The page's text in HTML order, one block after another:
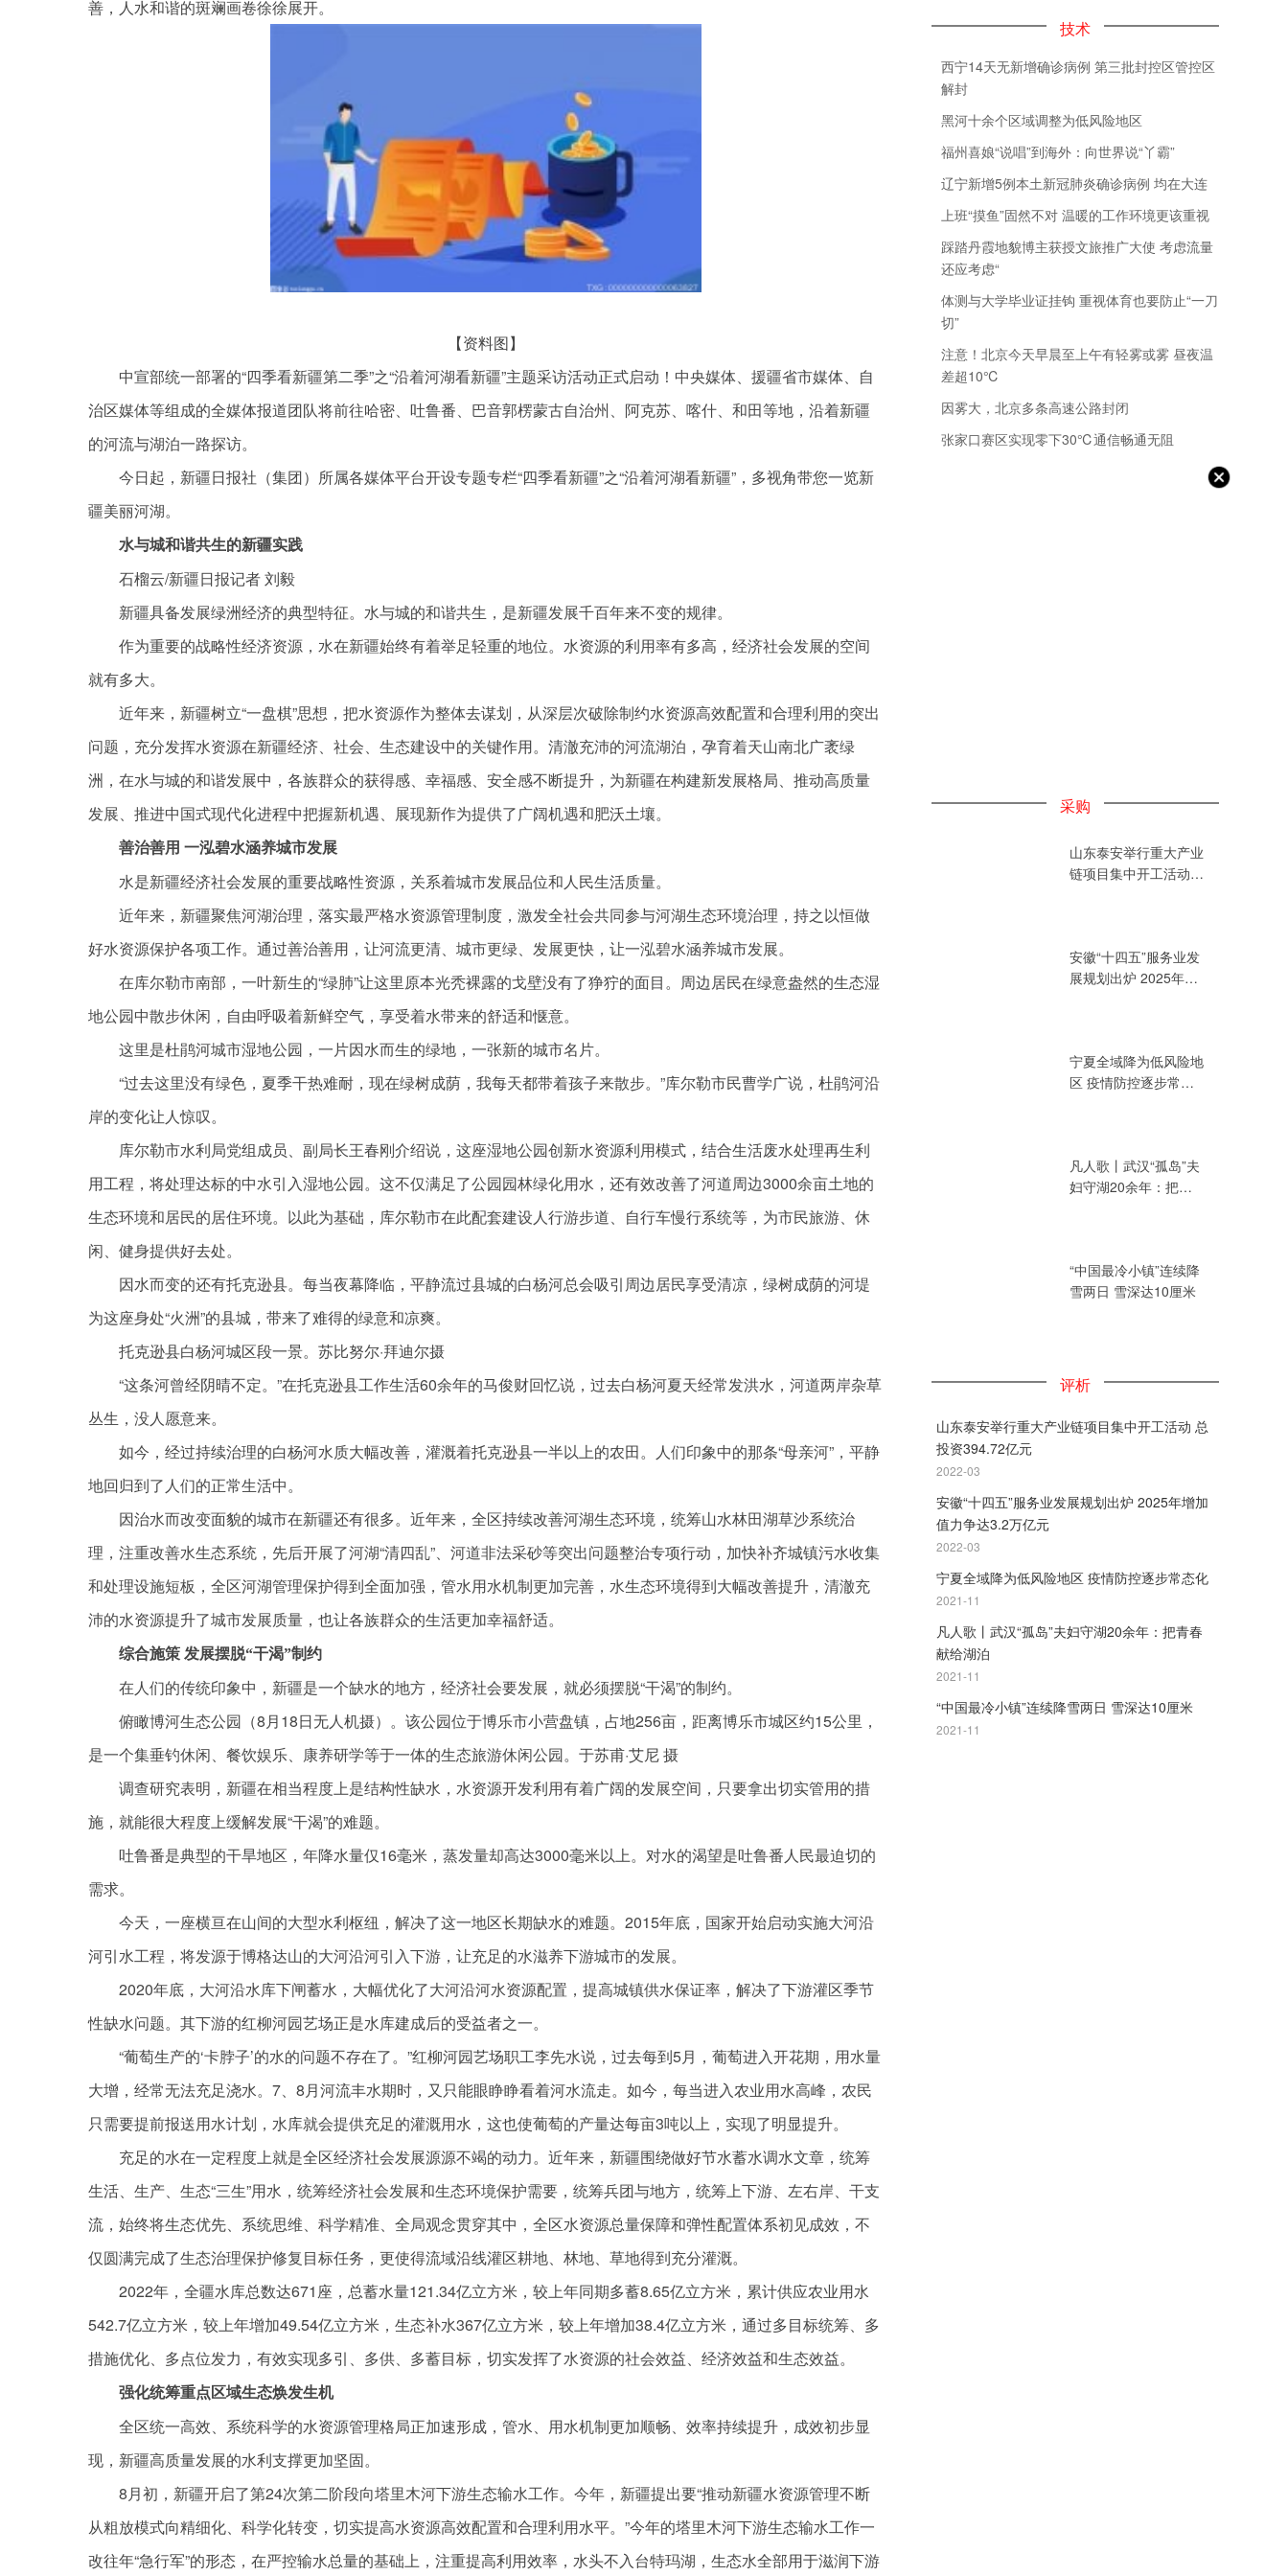
善，人水和谐的斑斓画卷徐徐展开。
【资料图】
中宣部统一部署的“四季看新疆第二季”之“沿着河湖看新疆”主题采访活动正式启动！中央媒体、援疆省市媒体、自
治区媒体等组成的全媒体报道团队将前往哈密、吐鲁番、巴音郭楞蒙古自治州、阿克苏、喀什、和田等地，沿着新疆
的河流与湖泊一路探访。
今日起，新疆日报社（集团）所属各媒体平台开设专题专栏“四季看新疆”之“沿着河湖看新疆”，多视角带您一览新
疆美丽河湖。
水与城和谐共生的新疆实践
石榴云/新疆日报记者 刘毅
新疆具备发展绿洲经济的典型特征。水与城的和谐共生，是新疆发展千百年来不变的规律。
作为重要的战略性经济资源，水在新疆始终有着举足轻重的地位。水资源的利用率有多高，经济社会发展的空间
就有多大。
近年来，新疆树立“一盘棋”思想，把水资源作为整体去谋划，从深层次破除制约水资源高效配置和合理利用的突出
问题，充分发挥水资源在新疆经济、社会、生态建设中的关键作用。清澈充沛的河流湖泊，孕育着天山南北广袤绿
洲，在水与城的和谐发展中，各族群众的获得感、幸福感、安全感不断提升，为新疆在构建新发展格局、推动高质量
发展、推进中国式现代化进程中把握新机遇、展现新作为提供了广阔机遇和肥沃土壤。
善治善用 一泓碧水涵养城市发展
水是新疆经济社会发展的重要战略性资源，关系着城市发展品位和人民生活质量。
近年来，新疆聚焦河湖治理，落实最严格水资源管理制度，激发全社会共同参与河湖生态环境治理，持之以恒做
好水资源保护各项工作。通过善治善用，让河流更清、城市更绿、发展更快，让一泓碧水涵养城市发展。
在库尔勒市南部，一叶新生的“绿肺”让这里原本光秃裸露的戈壁没有了狰狞的面目。周边居民在绿意盎然的生态湿
地公园中散步休闲，自由呼吸着新鲜空气，享受着水带来的舒适和惬意。
这里是杜鹃河城市湿地公园，一片因水而生的绿地，一张新的城市名片。
“过去这里没有绿色，夏季干热难耐，现在绿树成荫，我每天都带着孩子来散步。”库尔勒市民曹学广说，杜鹃河沿
岸的变化让人惊叹。
库尔勒市水利局党组成员、副局长王春刚介绍说，这座湿地公园创新水资源利用模式，结合生活废水处理再生利
用工程，将处理达标的中水引入湿地公园。这不仅满足了公园园林绿化用水，还有效改善了河道周边3000余亩土地的
生态环境和居民的居住环境。以此为基础，库尔勒市在此配套建设人行游步道、自行车慢行系统等，为市民旅游、休
闲、健身提供好去处。
因水而变的还有托克逊县。每当夜幕降临，平静流过县城的白杨河总会吸引周边居民享受清凉，绿树成荫的河堤
为这座身处“火洲”的县城，带来了难得的绿意和凉爽。
托克逊县白杨河城区段一景。苏比努尔·拜迪尔摄
“这条河曾经阴晴不定。”在托克逊县工作生活60余年的马俊财回忆说，过去白杨河夏天经常发洪水，河道两岸杂草
丛生，没人愿意来。
如今，经过持续治理的白杨河水质大幅改善，灌溉着托克逊县一半以上的农田。人们印象中的那条“母亲河”，平静
地回归到了人们的正常生活中。
因治水而改变面貌的城市在新疆还有很多。近年来，全区持续改善河湖生态环境，统筹山水林田湖草沙系统治
理，注重改善水生态系统，先后开展了河湖“清四乱”、河道非法采砂等突出问题整治专项行动，加快补齐城镇污水收集
和处理设施短板，全区河湖管理保护得到全面加强，管水用水机制更加完善，水生态环境得到大幅改善提升，清澈充
沛的水资源提升了城市发展质量，也让各族群众的生活更加幸福舒适。
综合施策 发展摆脱“干渴”制约
在人们的传统印象中，新疆是一个缺水的地方，经济社会要发展，就必须摆脱“干渴”的制约。
俯瞰博河生态公园（8月18日无人机摄）。该公园位于博乐市小营盘镇，占地256亩，距离博乐市城区约15公里，
是一个集垂钓休闲、餐饮娱乐、康养研学等于一体的生态旅游休闲公园。于苏甫·艾尼 摄
调查研究表明，新疆在相当程度上是结构性缺水，水资源开发利用有着广阔的发展空间，只要拿出切实管用的措
施，就能很大程度上缓解发展“干渴”的难题。
吐鲁番是典型的干旱地区，年降水量仅16毫米，蒸发量却高达3000毫米以上。对水的渴望是吐鲁番人民最迫切的
需求。
今天，一座横亘在山间的大型水利枢纽，解决了这一地区长期缺水的难题。2015年底，国家开始启动实施大河沿
河引水工程，将发源于博格达山的大河沿河引入下游，让充足的水滋养下游城市的发展。
2020年底，大河沿水库下闸蓄水，大幅优化了大河沿河水资源配置，提高城镇供水保证率，解决了下游灌区季节
性缺水问题。其下游的红柳河园艺场正是水库建成后的受益者之一。
“葡萄生产的‘卡脖子’的水的问题不存在了。”红柳河园艺场职工李先水说，过去每到5月，葡萄进入开花期，用水量
大增，经常无法充足浇水。7、8月河流丰水期时，又只能眼睁睁看着河水流走。如今，每当进入农业用水高峰，农民
只需要提前报送用水计划，水库就会提供充足的灌溉用水，这也使葡萄的产量达每亩3吨以上，实现了明显提升。
充足的水在一定程度上就是全区经济社会发展源源不竭的动力。近年来，新疆围绕做好节水蓄水调水文章，统筹
生活、生产、生态“三生”用水，统筹经济社会发展和生态环境保护需要，统筹兵团与地方，统筹上下游、左右岸、干支
流，始终将生态优先、系统思维、科学精准、全局观念贯穿其中，全区水资源总量保障和弹性配置体系初见成效，不
仅圆满完成了生态治理保护修复目标任务，更使得流域沿线灌区耕地、林地、草地得到充分灌溉。
2022年，全疆水库总数达671座，总蓄水量121.34亿立方米，较上年同期多蓄8.65亿立方米，累计供应农业用水
542.7亿立方米，较上年增加49.54亿立方米，生态补水367亿立方米，较上年增加38.4亿立方米，通过多目标统筹、多
措施优化、多点位发力，有效实现多引、多供、多蓄目标，切实发挥了水资源的社会效益、经济效益和生态效益。
强化统筹重点区域生态焕发生机
全区统一高效、系统科学的水资源管理格局正加速形成，管水、用水机制更加顺畅、效率持续提升，成效初步显
现，新疆高质量发展的水利支撑更加坚固。
8月初，新疆开启了第24次第二阶段向塔里木河下游生态输水工作。今年，新疆提出要“推动新疆水资源管理不断
从粗放模式向精细化、科学化转变，切实提高水资源高效配置和合理利用水平。”今年的塔里木河下游生态输水工作一
改往年“急行军”的形态，在严控输水总量的基础上，注重提高利用效率，水头不入台特玛湖，生态水全部用于滋润下游
技术
西宁14天无新增确诊病例 第三批封控区管控区
解封
黑河十余个区域调整为低风险地区
福州喜娘“说唱”到海外：向世界说“丫霸”
辽宁新增5例本土新冠肺炎确诊病例 均在大连
上班“摸鱼”固然不对 温暖的工作环境更该重视
踩踏丹霞地貌博主获授文旅推广大使 考虑流量
还应考虑“
体测与大学毕业证挂钩 重视体育也要防止“一刀
切”
注意！北京今天早晨至上午有轻雾或雾 昼夜温
差超10℃
因雾大，北京多条高速公路封闭
张家口赛区实现零下30℃通信畅通无阻
采购
山东泰安举行重大产业
链项目集中开工活动
安徽“十四五”服务业发
展规划出炉 2025年增
宁夏全域降为低风险地
区 疫情防控逐步常态
凡人歌丨武汉“孤岛”夫
妇守湖20余年：把青
“中国最冷小镇”连续降
雪两日 雪深达10厘米
评析
山东泰安举行重大产业链项目集中开工活动 总
投资394.72亿元
2022-03
安徽“十四五”服务业发展规划出炉 2025年增加
值力争达3.2万亿元
2022-03
宁夏全域降为低风险地区 疫情防控逐步常态化
2021-11
凡人歌丨武汉“孤岛”夫妇守湖20余年：把青春
献给湖泊
2021-11
“中国最冷小镇”连续降雪两日 雪深达10厘米
2021-11